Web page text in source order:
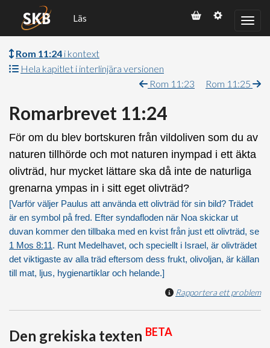
Läs
Rom 11:24 i kontext
Hela kapitlet i interlinjära versionen
Rom 11:23
Rom 11:25
Romarbrevet 11:24
För om du blev bortskuren från vildoliven som du av
naturen tillhörde och mot naturen inympad i ett äkta
olivträd, hur mycket lättare ska då inte de naturliga
grenarna ympas in i sitt eget olivträd?
[Varför väljer Paulus att använda ett olivträd för sin bild? Trädet
är en symbol på fred. Efter syndafloden när Noa skickar ut
duvan kommer den tillbaka med en kvist från just ett olivträd, se
1 Mos 8:11. Runt Medelhavet, och speciellt i Israel, är olivträdet
det viktigaste av alla träd eftersom dess frukt, olivoljan, är källan
till mat, ljus, hygienartiklar och helande.]
Rapportera ett problem
Den grekiska texten BETA